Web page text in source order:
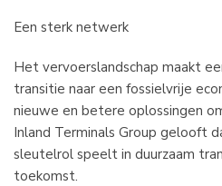
Een sterk netwerk
Het vervoerslandschap maakt
transitie naar een fossielvrije
nieuwe en betere oplossingen
Inland Terminals Group gelooft
sleutelrol speelt in duurzaam
toekomst.